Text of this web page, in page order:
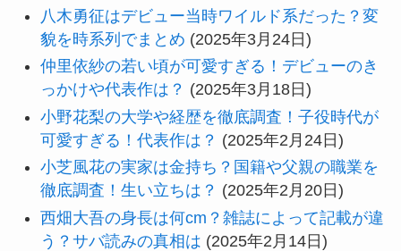
八木勇征はデビュー当時ワイルド系だった？変
貌を時系列でまとめ (2025年3月24日)
仲里依紗の若い頃が可愛すぎる！デビューのき
っかけや代表作は？ (2025年3月18日)
小野花梨の大学や経歴を徹底調査！子役時代が
可愛すぎる！代表作は？ (2025年2月24日)
小芝風花の実家は金持ち？国籍や父親の職業を
徹底調査！生い立ちは？ (2025年2月20日)
西畑大吾の身長は何cm？雑誌によって記載が違
う？サバ読みの真相は (2025年2月14日)